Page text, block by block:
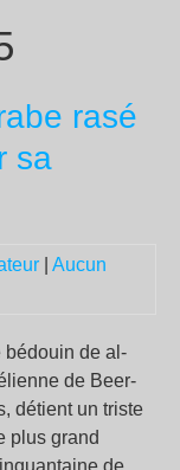
rasé
sa
Aucun
bédouin de al-
de Beer-
détient un triste
plus grand
de